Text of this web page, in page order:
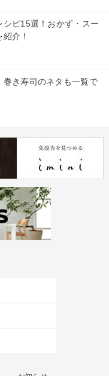
ピ15選！おかず・スー
介！
き寿司のネタも一覧で